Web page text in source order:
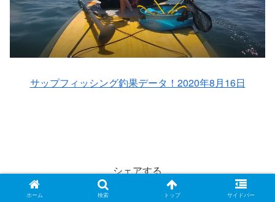
サップフィッシング釣果データ！2020年8月16日
シェアする
Twitter Facebook はてブ LINE
ホーム 検索 トップ サイドバー